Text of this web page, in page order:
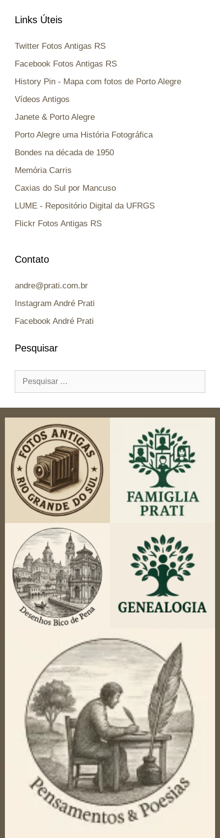
Links Úteis
Twitter Fotos Antigas RS
Facebook Fotos Antigas RS
History Pin - Mapa com fotos de Porto Alegre
Vídeos Antigos
Janete & Porto Alegre
Porto Alegre uma História Fotográfica
Bondes na década de 1950
Memória Carris
Caxias do Sul por Mancuso
LUME - Repositório Digital da UFRGS
Flickr Fotos Antigas RS
Contato
andre@prati.com.br
Instagram André Prati
Facebook André Prati
Pesquisar
Pesquisar
por: